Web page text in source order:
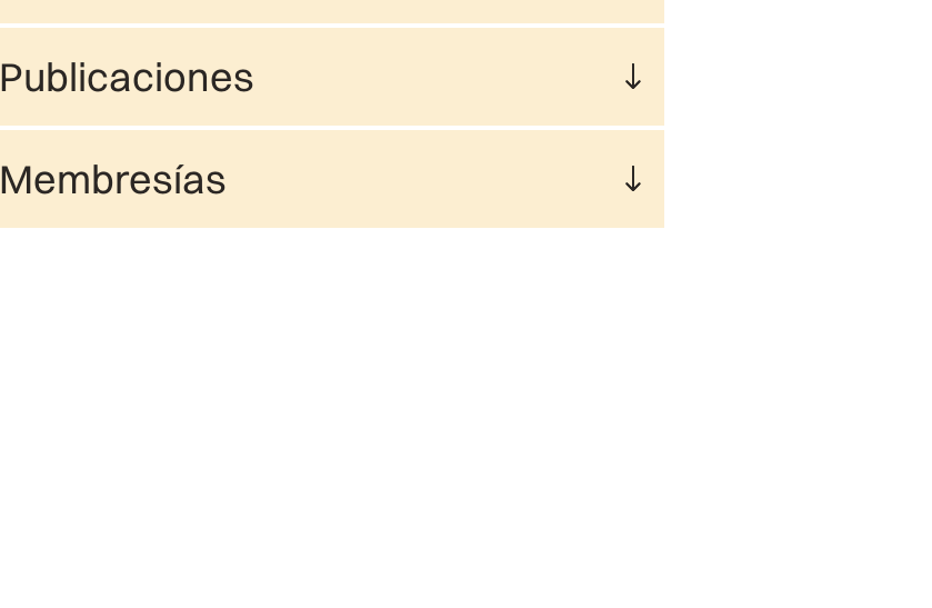
Publicaciones
Membresías